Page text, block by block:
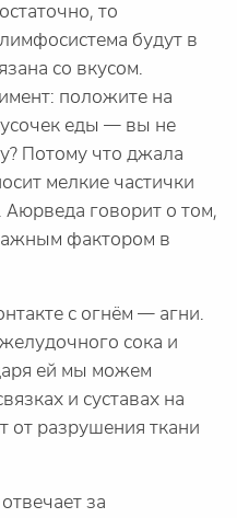
то
будут в
со вкусом.
положите на
еды — вы не
Потому что джала
мелкие частички
говорит о том,
фактором в
с огнём — агни.
сока и
ей мы можем
и суставах на
от разрушения ткани
за